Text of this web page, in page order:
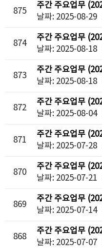
875
주간 주요업무
날짜: 2025-08-29
874
주간 주요업무
날짜: 2025-08-18
873
주간 주요업무
날짜: 2025-08-18
872
주간 주요업무
날짜: 2025-08-04
871
주간 주요업무
날짜: 2025-07-28
870
주간 주요업무
날짜: 2025-07-21
869
주간 주요업무
날짜: 2025-07-14
868
주간 주요업무
날짜: 2025-07-07